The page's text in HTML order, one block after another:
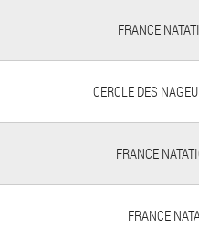
FRANCE
CERCLE DES
FRANCE
FRANCE